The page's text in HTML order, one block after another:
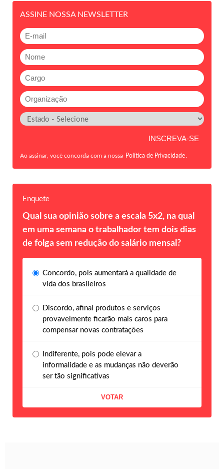
ASSINE NOSSA NEWSLETTER
Ao assinar, você concorda com a nossa Política de Privacidade
Enquete
Qual sua opinião sobre a escala 5x2, na qual
em uma semana o trabalhador tem dois dias
de folga sem redução do salário mensal?
Concordo, pois aumentará a qualidade de
vida dos brasileiros
Discordo, afinal produtos e serviços
provavelmente ficarão mais caros para
compensar novas contratações
Indiferente, pois pode elevar a
informalidade e as mudanças não deverão
ser tão significativas